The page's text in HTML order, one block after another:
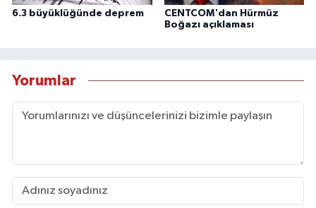
6.3 büyüklüğünde deprem
CENTCOM'dan Hürmüz
Boğazı açıklaması
Yorumlar